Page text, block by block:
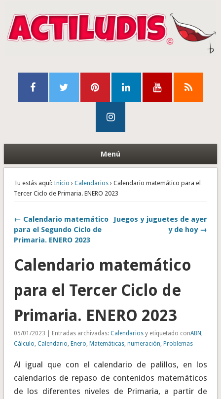
Menú
Tu estás aquí: Inicio › Calendarios› Calendario matemático para el
Tercer Ciclo de Primaria. ENERO 2023
← Calendario matemático
para el Segundo Ciclo de
Primaria. ENERO 2023
Juegos y juguetes de ayer
y de hoy →
Calendario matemático
para el Tercer Ciclo de
Primaria. ENERO 2023
05/01/2023 | Entradas archivadas: Calendariosy etiquetado conABN ,
Cálculo, Calendario, Enero, Matemáticas, numeración, Problemas
Al igual que con el calendario de palillos, en los
calendarios de repaso de contenidos matemáticos
de los diferentes niveles de Primaria, a partir de